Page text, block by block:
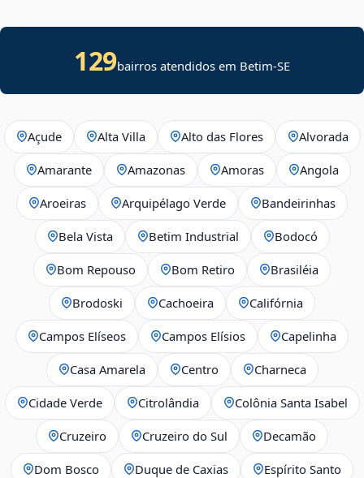
129bairros atendidos em Betim-SE
Açude Alta Villa Alto das Flores Alvorada
Amarante Amazonas Amoras Angola
Aroeiras Arquipélago Verde Bandeirinhas
Bela Vista Betim Industrial Bodocó
Bom Repouso Bom Retiro Brasiléia
Brodoski Cachoeira Califórnia
Campos Elíseos Campos Elísios Capelinha
Casa Amarela Centro Charneca
Cidade Verde Citrolândia Colônia Santa Isabel
Cruzeiro Cruzeiro do Sul Decamão
Dom Bosco Duque de Caxias Espírito Santo